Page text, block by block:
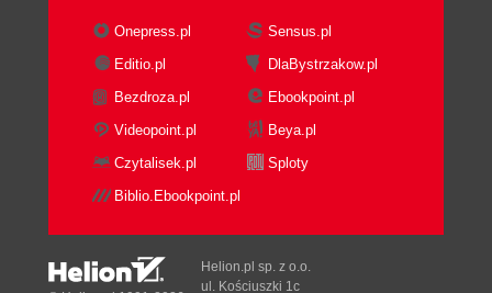
Onepress.pl
Sensus.pl
Editio.pl
DlaBystrzakow.pl
Bezdroza.pl
Ebookpoint.pl
Videopoint.pl
Beya.pl
Czytalisek.pl
Sploty
Biblio.Ebookpoint.pl
Helion.pl sp. z o.o.
ul. Kościuszki 1c